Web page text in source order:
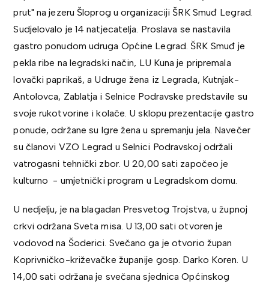
prut" na jezeru Šloprog u organizaciji ŠRK Smuđ Legrad.
Sudjelovalo je 14 natjecatelja. Proslava se nastavila
gastro ponudom udruga Općine Legrad. ŠRK Smuđ je
pekla ribe na legradski način, LU Kuna je pripremala
lovački paprikaš, a Udruge žena iz Legrada, Kutnjak-
Antolovca, Zablatja i Selnice Podravske predstavile su
svoje rukotvorine i kolače. U sklopu prezentacije gastro
ponude, održane su Igre žena u spremanju jela. Navečer
su članovi VZO Legrad u Selnici Podravskoj održali
vatrogasni tehnički zbor. U 20,00 sati započeo je
kulturno - umjetnički program u Legradskom domu.
U nedjelju, je na blagadan Presvetog Trojstva, u župnoj
crkvi održana Sveta misa. U 13,00 sati otvoren je
vodovod na Šoderici. Svečano ga je otvorio župan
Koprivničko-križevačke županije gosp. Darko Koren. U
14,00 sati održana je svečana sjednica Općinskog